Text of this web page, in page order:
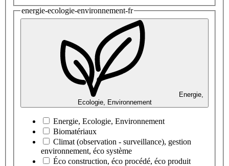
energie-ecologie-environnement-fr
Energie,
Ecologie, Environnement
Energie, Ecologie, Environnement
Biomatériaux
Climat (observation - surveillance), gestion
environnement, éco système
Éco construction, éco procédé, éco produit